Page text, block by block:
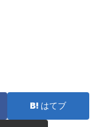
はてブ